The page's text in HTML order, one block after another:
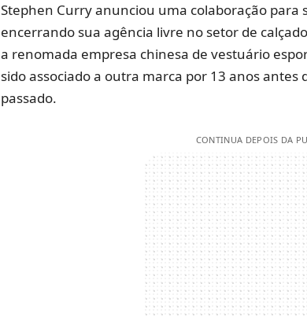
Stephen Curry anunciou uma colaboração para
encerrando sua agência livre no setor de
a renomada empresa chinesa de vestuário
sido associado a outra marca por 13 anos
passado.
CONTINUA DEPOIS DA